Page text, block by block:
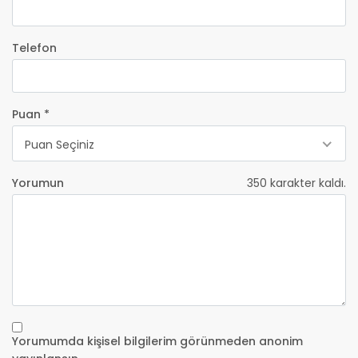
Telefon
Puan *
Puan Seçiniz
Yorumun 350 karakter kaldı.
Yorumumda kişisel bilgilerim görünmeden anonim